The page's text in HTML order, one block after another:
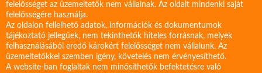
felelősséget az üzemeltetők nem vállalnak. Az oldalt mindenki saját
felelősségére használja.
Az oldalon fellelhető adatok, információk és dokumentumok
tájékoztató jellegűek, nem tekinthetők hiteles forrásnak, melyek
felhasználásából eredő károkért felelősséget nem vállalunk. Az
üzemeltetőkkel szemben igény, követelés nem érvényesíthető.
A website-ban foglaltak nem minősíthetők befektetésre való